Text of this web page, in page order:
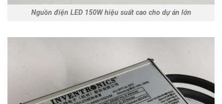
Nguồn điện LED 150W hiệu suất cao cho dự án lớn